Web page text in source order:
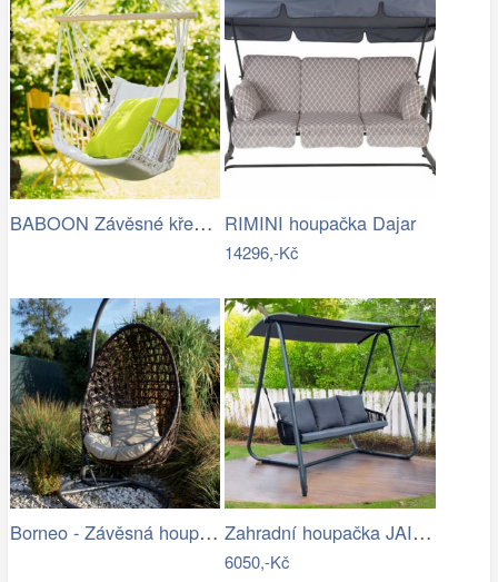
BABOON Závěsné křeslo s područkami RIMINI houpačka Dajar
14296,-Kč
Borneo - Závěsná houpačka (grafit) |… Zahradní houpačka JAIRA Tempo Kondela
6050,-Kč